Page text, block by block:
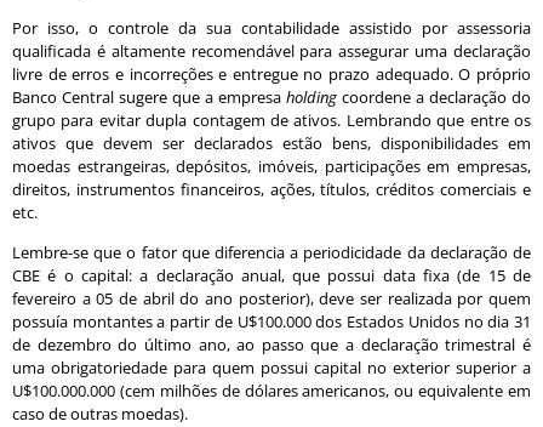
Por isso, o controle da sua contabilidade assistido por assessoria
qualificada é altamente recomendável para assegurar uma declaração
livre de erros e incorreções e entregue no prazo adequado. O próprio
Banco Central sugere que a empresa holding coordene a declaração do
grupo para evitar dupla contagem de ativos. Lembrando que entre os
ativos que devem ser declarados estão bens, disponibilidades em
moedas estrangeiras, depósitos, imóveis, participações em empresas,
direitos, instrumentos financeiros, ações, títulos, créditos comerciais e
etc.
Lembre-se que o fator que diferencia a periodicidade da declaração de
CBE é o capital: a declaração anual, que possui data fixa (de 15 de
fevereiro a 05 de abril do ano posterior), deve ser realizada por quem
possuía montantes a partir de U$100.000 dos Estados Unidos no dia 31
de dezembro do último ano, ao passo que a declaração trimestral é
uma obrigatoriedade para quem possui capital no exterior superior a
U$100.000.000 (cem milhões de dólares americanos, ou equivalente em
caso de outras moedas).